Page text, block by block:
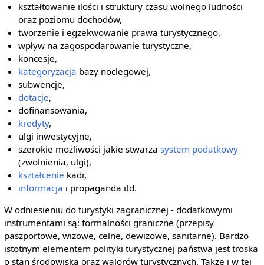
kształtowanie ilości i struktury czasu wolnego ludności
oraz poziomu dochodów,
tworzenie i egzekwowanie prawa turystycznego,
wpływ na zagospodarowanie turystyczne,
koncesje,
kategoryzacja bazy noclegowej,
subwencje,
dotacje,
dofinansowania,
kredyty,
ulgi inwestycyjne,
szerokie możliwości jakie stwarzasystem podatkowy
(zwolnienia, ulgi),
kształcenie kadr,
informacja i propaganda itd.
W odniesieniu do turystyki zagranicznej - dodatkowymi
instrumentami są: formalności graniczne (przepisy
paszportowe, wizowe, celne, dewizowe, sanitarne). Bardzo
istotnym elementem polityki turystycznej państwa jest troska
o stan środowiska oraz walorów turystycznych. Także i w tej